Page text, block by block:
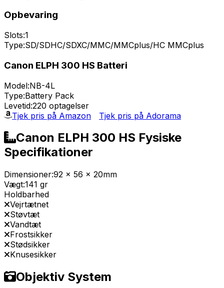
Opbevaring
Slots:1
Type:SD/SDHC/SDXC/MMC/MMCplus/HC MMCplus
Canon ELPH 300 HS Batteri
Model:NB-4L
Type:Battery Pack
Levetid:220 optagelser
Tjek pris på Amazon
Tjek pris på Adorama
Canon ELPH 300 HS Fysiske
Specifikationer
Dimensioner:92 x 56 x 20mm
Vægt:141 gr
Holdbarhed
Vejrtætnet
Støvtæt
Vandtæt
Frostsikker
Stødsikker
Knusesikker
Objektiv System